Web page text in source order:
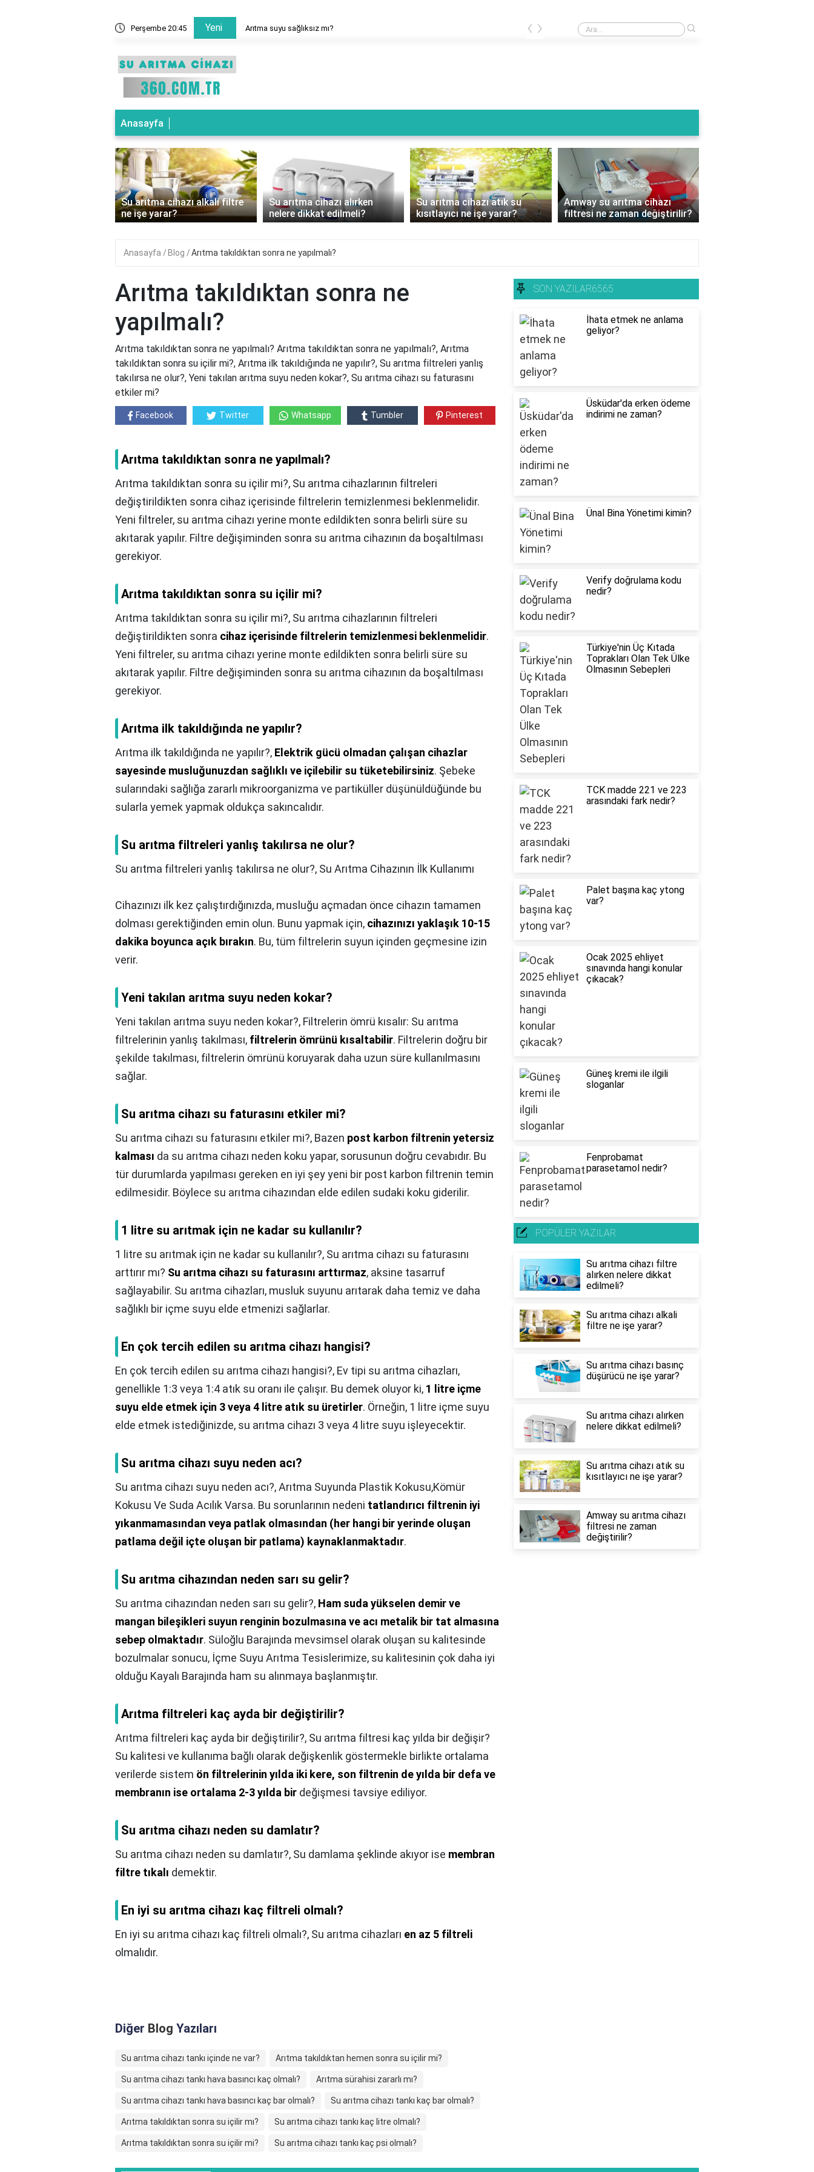
Perşembe 20:45 Yeni Arıtma suyu sağlıksız mı? Arıtma cihazının atık suyu kullanılır mı?
‹ ›
Anasayfa
Su arıtma cihazı alkali filtre
ne işe yarar?
Su arıtma cihazı alırken
nelere dikkat edilmeli?
Su arıtma cihazı atık su
kısıtlayıcı ne işe yarar?
Amway su arıtma cihazı
filtresi ne zaman değiştirilir?
‹ ›
Anasayfa Blog Arıtma takıldıktan sonra ne yapılmalı?
Arıtma takıldıktan sonra ne
yapılmalı?
Arıtma takıldıktan sonra ne yapılmalı? Arıtma takıldıktan sonra ne yapılmalı?, Arıtma
takıldıktan sonra su içilir mi?, Arıtma ilk takıldığında ne yapılır?, Su arıtma filtreleri yanlış
takılırsa ne olur?, Yeni takılan arıtma suyu neden kokar?, Su arıtma cihazı su faturasını
etkiler mi?
Facebook Twitter Whatsapp Tumbler Pinterest
Arıtma takıldıktan sonra ne yapılmalı?
Arıtma takıldıktan sonra su içilir mi?, Su arıtma cihazlarının filtreleri
değiştirildikten sonra cihaz içerisinde filtrelerin temizlenmesi beklenmelidir.
Yeni filtreler, su arıtma cihazı yerine monte edildikten sonra belirli süre su
akıtarak yapılır. Filtre değişiminden sonra su arıtma cihazının da boşaltılması
gerekiyor.
Arıtma takıldıktan sonra su içilir mi?
Arıtma takıldıktan sonra su içilir mi?, Su arıtma cihazlarının filtreleri
değiştirildikten sonra cihaz içerisinde filtrelerin temizlenmesi beklenmelidir.
Yeni filtreler, su arıtma cihazı yerine monte edildikten sonra belirli süre su
akıtarak yapılır. Filtre değişiminden sonra su arıtma cihazının da boşaltılması
gerekiyor.
Arıtma ilk takıldığında ne yapılır?
Arıtma ilk takıldığında ne yapılır?, Elektrik gücü olmadan çalışan cihazlar
sayesinde musluğunuzdan sağlıklı ve içilebilir su tüketebilirsiniz. Şebeke
sularındaki sağlığa zararlı mikroorganizma ve partiküller düşünüldüğünde bu
sularla yemek yapmak oldukça sakıncalıdır.
Su arıtma filtreleri yanlış takılırsa ne olur?
Su arıtma filtreleri yanlış takılırsa ne olur?, Su Arıtma Cihazının İlk Kullanımı
Cihazınızı ilk kez çalıştırdığınızda, musluğu açmadan önce cihazın tamamen
dolması gerektiğinden emin olun. Bunu yapmak için, cihazınızı yaklaşık 10-15
dakika boyunca açık bırakın. Bu, tüm filtrelerin suyun içinden geçmesine izin
verir.
Yeni takılan arıtma suyu neden kokar?
Yeni takılan arıtma suyu neden kokar?, Filtrelerin ömrü kısalır: Su arıtma
filtrelerinin yanlış takılması, filtrelerin ömrünü kısaltabilir. Filtrelerin doğru bir
şekilde takılması, filtrelerin ömrünü koruyarak daha uzun süre kullanılmasını
sağlar.
Su arıtma cihazı su faturasını etkiler mi?
Su arıtma cihazı su faturasını etkiler mi?, Bazen post karbon filtrenin yetersiz
kalması da su arıtma cihazı neden koku yapar, sorusunun doğru cevabıdır. Bu
tür durumlarda yapılması gereken en iyi şey yeni bir post karbon filtrenin temin
edilmesidir. Böylece su arıtma cihazından elde edilen sudaki koku giderilir.
1 litre su arıtmak için ne kadar su kullanılır?
1 litre su arıtmak için ne kadar su kullanılır?, Su arıtma cihazı su faturasını
arttırır mı? Su arıtma cihazı su faturasını arttırmaz, aksine tasarruf
sağlayabilir. Su arıtma cihazları, musluk suyunu arıtarak daha temiz ve daha
sağlıklı bir içme suyu elde etmenizi sağlarlar.
En çok tercih edilen su arıtma cihazı hangisi?
En çok tercih edilen su arıtma cihazı hangisi?, Ev tipi su arıtma cihazları,
genellikle 1:3 veya 1:4 atık su oranı ile çalışır. Bu demek oluyor ki, 1 litre içme
suyu elde etmek için 3 veya 4 litre atık su üretirler. Örneğin, 1 litre içme suyu
elde etmek istediğinizde, su arıtma cihazı 3 veya 4 litre suyu işleyecektir.
Su arıtma cihazı suyu neden acı?
Su arıtma cihazı suyu neden acı?,Arıtma Suyunda Plastik Kokusu,Kömür
Kokusu Ve Suda Acılık Varsa. Bu sorunlarının nedeni tatlandırıcı filtrenin iyi
yıkanmamasından veya patlak olmasından (her hangi bir yerinde oluşan
patlama değil içte oluşan bir patlama) kaynaklanmaktadır.
Su arıtma cihazından neden sarı su gelir?
Su arıtma cihazından neden sarı su gelir?, Ham suda yükselen demir ve
mangan bileşikleri suyun renginin bozulmasına ve acı metalik bir tat almasına
sebep olmaktadır. Süloğlu Barajında mevsimsel olarak oluşan su kalitesinde
bozulmalar sonucu, İçme Suyu Arıtma Tesislerimize, su kalitesinin çok daha iyi
olduğu Kayalı Barajında ham su alınmaya başlanmıştır.
Arıtma filtreleri kaç ayda bir değiştirilir?
Arıtma filtreleri kaç ayda bir değiştirilir?, Su arıtma filtresi kaç yılda bir değişir?
Su kalitesi ve kullanıma bağlı olarak değişkenlik göstermekle birlikte ortalama
verilerde sistem ön filtrelerinin yılda iki kere, son filtrenin de yılda bir defa ve
membranın ise ortalama 2-3 yılda bir değişmesi tavsiye ediliyor.
Su arıtma cihazı neden su damlatır?
Su arıtma cihazı neden su damlatır?, Su damlama şeklinde akıyor ise membran
filtre tıkalı demektir.
En iyi su arıtma cihazı kaç filtreli olmalı?
En iyi su arıtma cihazı kaç filtreli olmalı?, Su arıtma cihazları en az 5 filtreli
olmalıdır.
Diğer Blog Yazıları
Su arıtma cihazı tankı içinde ne var? Arıtma takıldıktan hemen sonra su içilir mi?
Su arıtma cihazı tankı hava basıncı kaç olmalı? Arıtma sürahisi zararlı mı?
Su arıtma cihazı tankı hava basıncı kaç bar olmalı? Su arıtma cihazı tankı kaç bar olmalı?
Arıtma takıldıktan sonra su içilir mı? Su arıtma cihazı tankı kaç litre olmalı?
Arıtma takıldıktan sonra su içilir mi? Su arıtma cihazı tankı kaç psi olmalı?
SON YAZILAR6565
İhata etmek ne anlama
geliyor?
Üsküdar'da erken ödeme
indirimi ne zaman?
Ünal Bina Yönetimi kimin?
Verify doğrulama kodu
nedir?
Türkiye'nin Üç Kıtada
Toprakları Olan Tek Ülke
Olmasının Sebepleri
TCK madde 221 ve 223
arasındaki fark nedir?
Palet başına kaç ytong
var?
Ocak 2025 ehliyet
sınavında hangi konular
çıkacak?
Güneş kremi ile ilgili
sloganlar
Fenprobamat
parasetamol nedir?
POPÜLER YAZILAR
Su arıtma cihazı filtre
alırken nelere dikkat
edilmeli?
Su arıtma cihazı alkali
filtre ne işe yarar?
Su arıtma cihazı basınç
düşürücü ne işe yarar?
Su arıtma cihazı alırken
nelere dikkat edilmeli?
Su arıtma cihazı atık su
kısıtlayıcı ne işe yarar?
Amway su arıtma cihazı
filtresi ne zaman
değiştirilir?